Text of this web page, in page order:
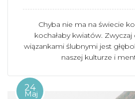
Chyba nie ma na świecie
kochałaby kwiatów.
wiązankami ślubnymi jest
naszej kulturze i
24
Maj